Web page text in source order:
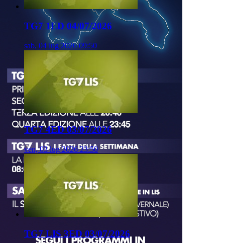
TG7 1ED 04/07/2026
sab, 04 lug 2026 09:50
TG7 4ED 03/07/2026
ven, 03 lug 2026 23:50
TG7 LIS 3ED 03/07/2026